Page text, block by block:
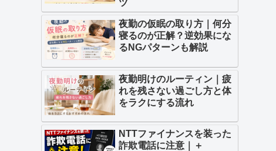
ツ
夜勤の仮眠の取り方｜何分
寝るのが正解？逆効果にな
るNGパターンも解説
夜勤明けのルーティン｜疲
れを残さない過ごし方と体
をラクにする流れ
NTTファイナンスを装った
詐欺電話に注意｜＋